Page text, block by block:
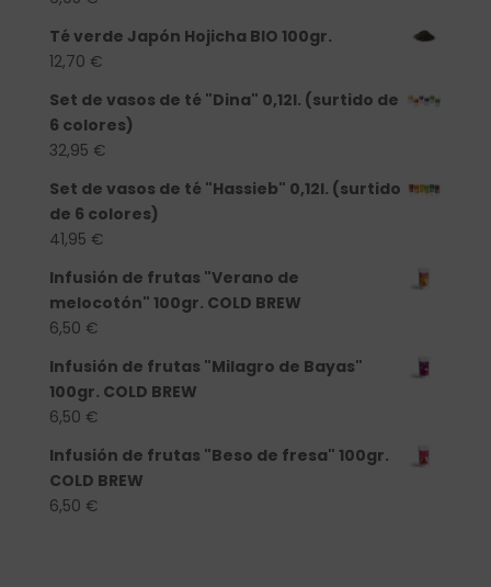
Té verde Japón Hojicha BIO 100gr.
12,70 €
Set de vasos de té "Dina" 0,12l. (surtido de
6 colores)
32,95 €
Set de vasos de té "Hassieb" 0,12l. (surtido
de 6 colores)
41,95 €
Infusión de frutas "Verano de
melocotón" 100gr. COLD BREW
6,50 €
Infusión de frutas "Milagro de Bayas"
100gr. COLD BREW
6,50 €
Infusión de frutas "Beso de fresa" 100gr.
COLD BREW
6,50 €